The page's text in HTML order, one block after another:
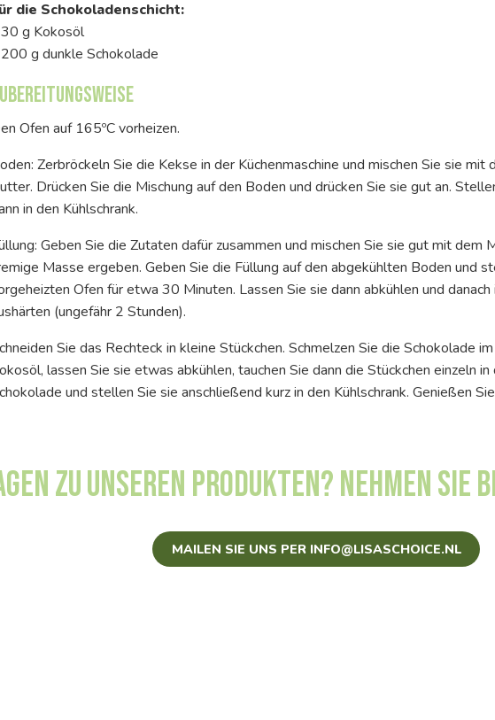
die Schokoladenschicht:
g Kokosöl
g dunkle Schokolade
Ofen auf 165ºC vorheizen.
Zerbröckeln Sie die Kekse in der Küchenmaschine und mischen Sie sie mit
Drücken Sie die Mischung auf den Boden und drücken Sie sie gut an.
in den Kühlschrank.
Geben Sie die Zutaten dafür zusammen und mischen Sie sie gut mit dem
Masse ergeben. Geben Sie die Füllung auf den abgekühlten Boden und
Ofen für etwa 30 Minuten. Lassen Sie sie dann abkühlen und danach
(ungefähr 2 Stunden).
Sie das Rechteck in kleine Stückchen. Schmelzen Sie die Schokolade
lassen Sie sie etwas abkühlen, tauchen Sie dann die Stückchen einzeln
und stellen Sie sie anschließend kurz in den Kühlschrank. Genießen
zu unseren Produkten? Nehmen
MAILEN SIE UNS PER INFO@LISASCHOICE.NL